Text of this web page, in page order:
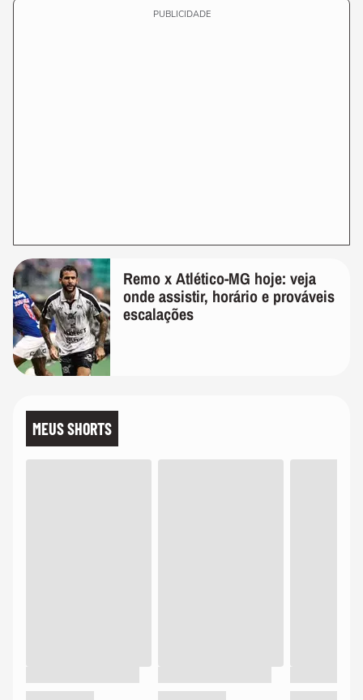
PUBLICIDADE
Remo x Atlético-MG hoje: veja
onde assistir, horário e prováveis
escalações
MEUS SHORTS